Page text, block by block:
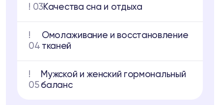
! 03Качества сна и отдыха
!
04
Омолаживание и восстановление
тканей
!
05
Мужской и женский гормональный
баланс